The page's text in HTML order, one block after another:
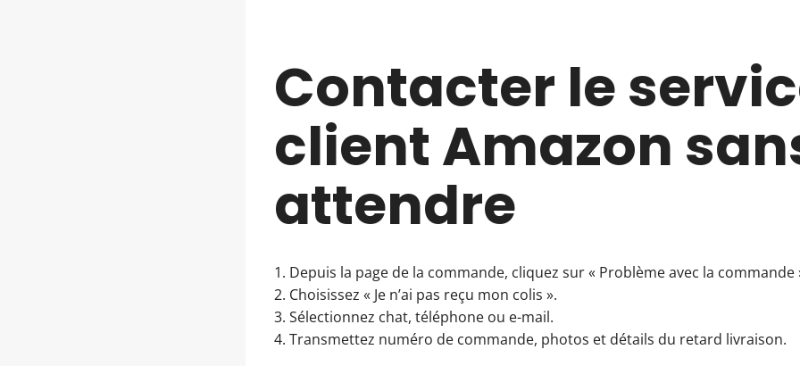
Contacter le
client Amazon
attendre
1. Depuis la page de la commande, cliquez sur « Problème avec la commande
2. Choisissez « Je n’ai pas reçu mon colis ».
3. Sélectionnez chat, téléphone ou e-mail.
4. Transmettez numéro de commande, photos et détails du retard livraison.